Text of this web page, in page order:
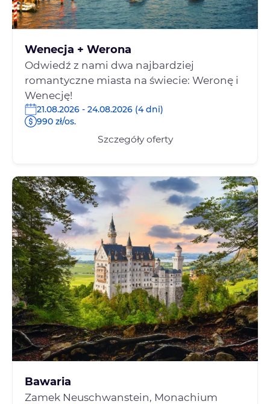
Wenecja + Werona
Odwiedź z nami dwa najbardziej
romantyczne miasta na świecie: Weronę i
Wenecję!
21.08.2026 - 24.08.2026 (4 dni)
990 zł/os.
Szczegóły oferty
Bawaria
Zamek Neuschwanstein, Monachium